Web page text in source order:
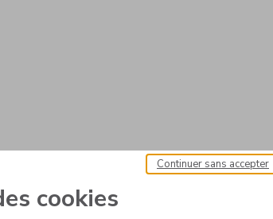
cookies
Continuer sans accepter